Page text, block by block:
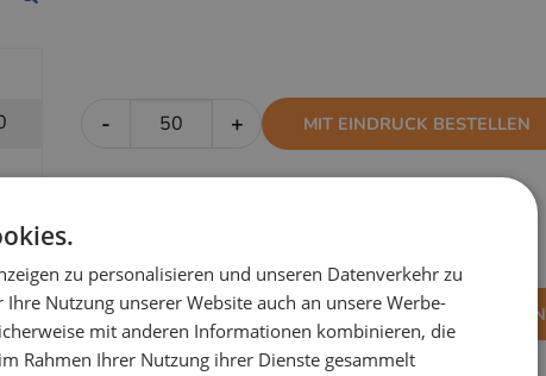
- + MIT EINDRUCK BESTELLEN
- + OHNE EINDRUCK BESTELLEN
zu personalisieren und unseren Datenverkehr zu
Nutzung unserer Website auch an unsere Werbe-
mit anderen Informationen kombinieren, die
Rahmen Ihrer Nutzung ihrer Dienste gesammelt